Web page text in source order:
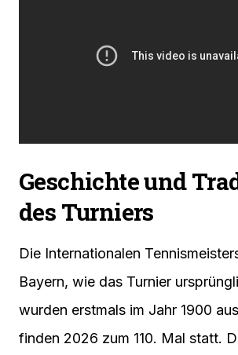
Geschichte und
des Turniers
Die Internationalen
Bayern, wie das Turnier
wurden erstmals im Jahr 1900
finden 2026 zum 110. Mal statt.